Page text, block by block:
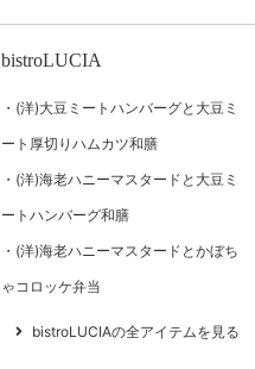
bistroLUCIA
(洋)大豆ミートハンバーグと大豆ミ
ート厚切りハムカツ和膳
(洋)海老ハニーマスタードと大豆ミ
ートハンバーグ和膳
(洋)海老ハニーマスタードとかぼち
ゃコロッケ弁当
bistroLUCIAの全アイテムを見る